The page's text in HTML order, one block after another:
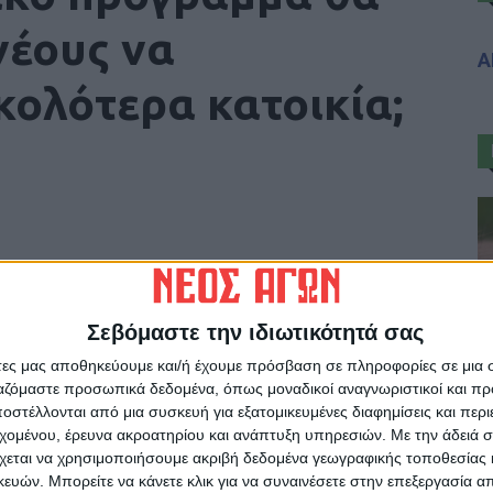
Σεβόμαστε την ιδιωτικότητά σας
μας αποθηκεύουμε και/ή έχουμε πρόσβαση σε πληροφορίες σε
προσωπικά δεδομένα, όπως μοναδικοί αναγνωριστικοί και
από μια συσκευή για εξατομικευμένες διαφημίσεις και
έρευνα ακροατηρίου και ανάπτυξη υπηρεσιών. Με την άδειά
να χρησιμοποιήσουμε ακριβή δεδομένα γεωγραφικής τοποθεσίας
Μπορείτε να κάνετε κλικ για να συναινέσετε στην επεξεργασία
να
κατοικία;
ΝΕΟΣ ΑΓΩΝ στο Google News!
της Καρδίτσας και ευρύτερα της Θεσσαλίας
ΕΠΟΜΕΝΟ ΑΡΘΡΟ